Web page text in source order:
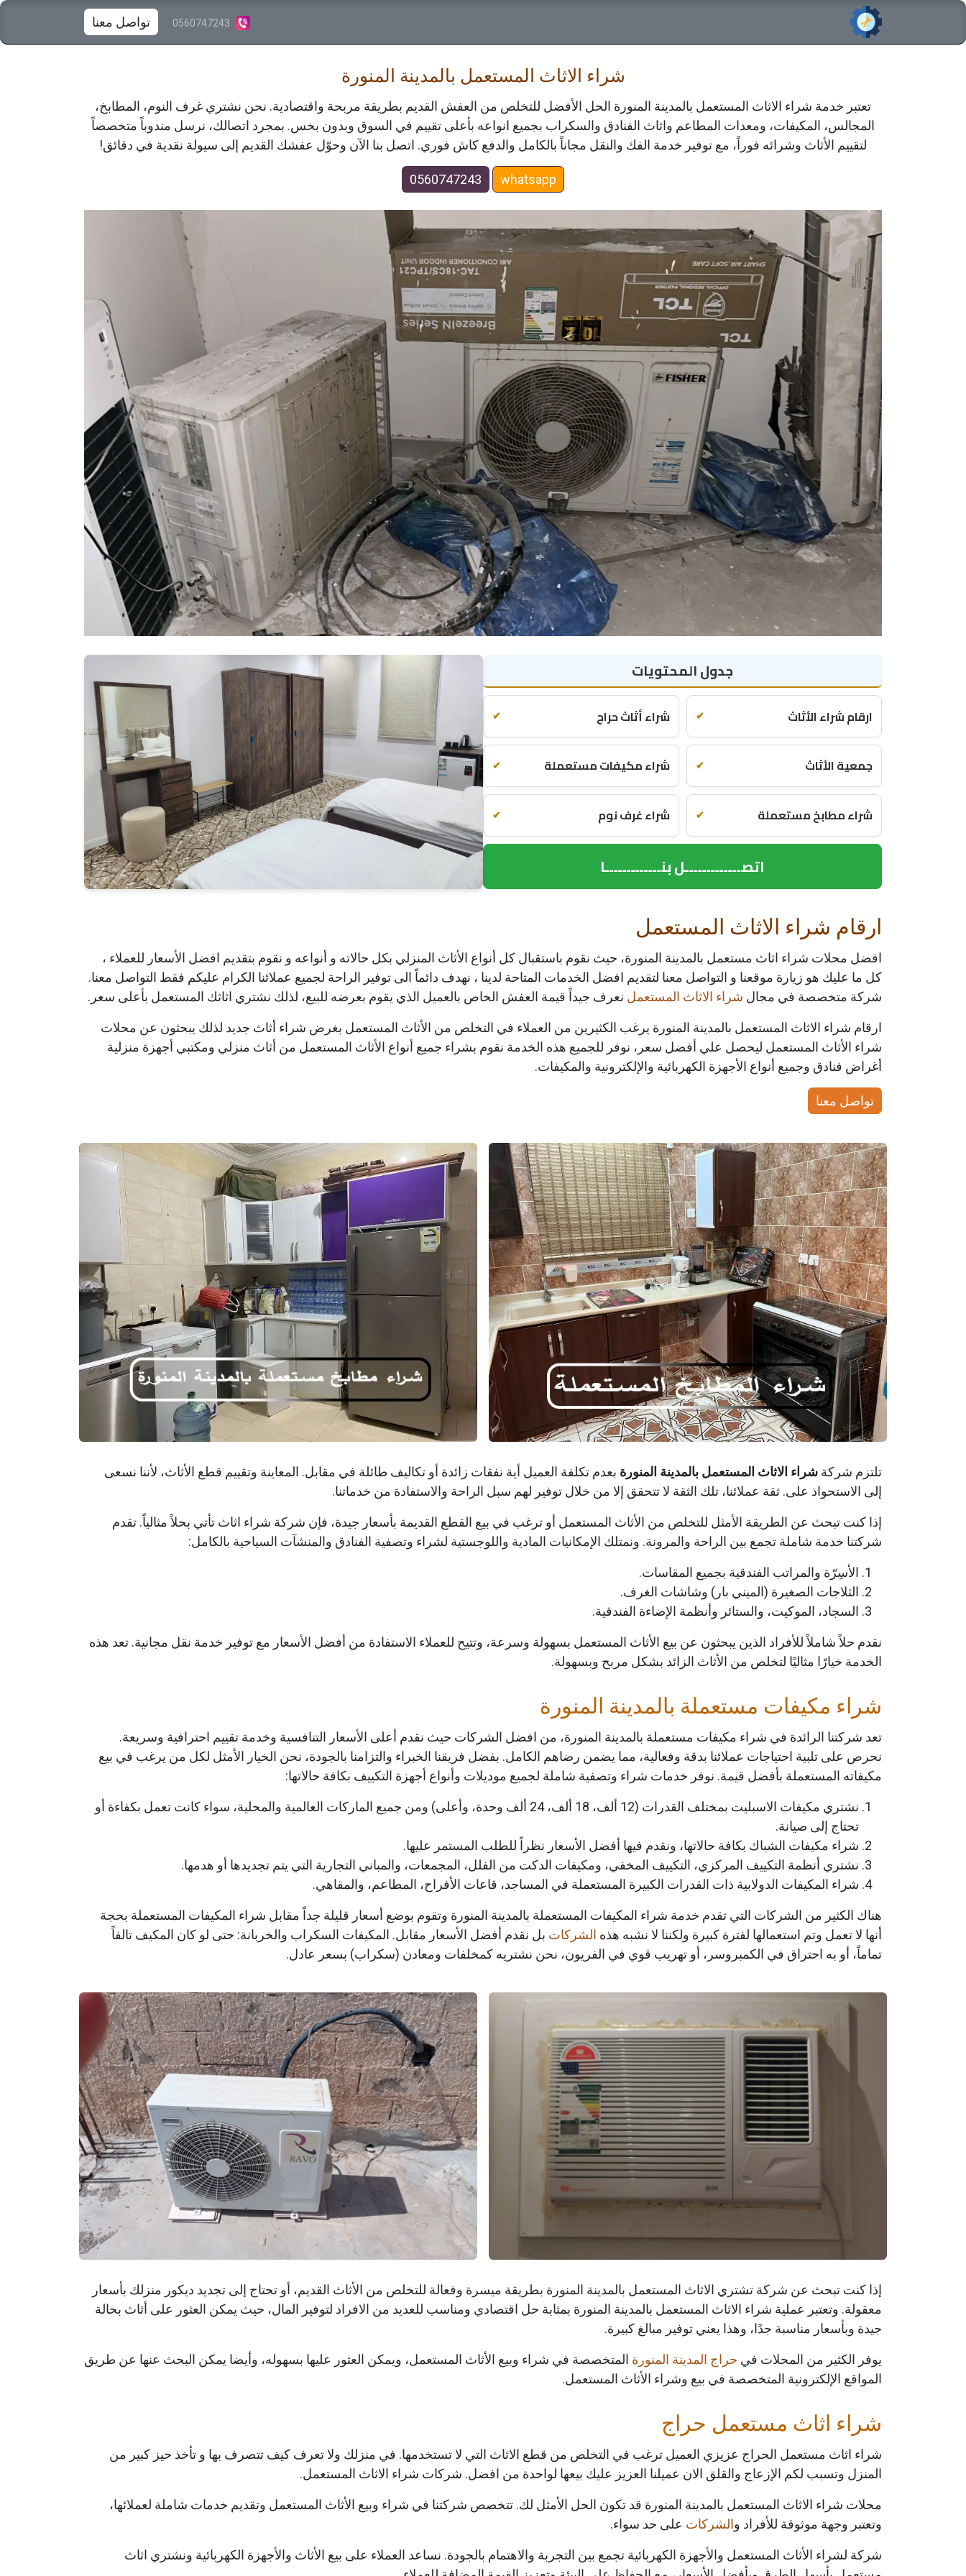
تخطي للذهاب إلى المحتوى
0560747243 تواصل معنا
شراء الاثاث المستعمل بالمدينة المنورة
تعتبر خدمة شراء الاثاث المستعمل بالمدينة المنورة الحل الأفضل للتخلص من العفش القديم بطريقة مربحة واقتصادية. نحن نشتري غرف النوم، المطابخ،
المجالس، المكيفات، ومعدات المطاعم واثاث الفنادق والسكراب بجميع انواعه بأعلى تقييم في السوق وبدون بخس. بمجرد اتصالك، نرسل مندوباً متخصصاً
لتقييم الأثاث وشرائه فوراً، مع توفير خدمة الفك والنقل مجاناً بالكامل والدفع كاش فوري. اتصل بنا الآن وحوّل عفشك القديم إلى سيولة نقدية في دقائق!
whatsapp
0560747243
جدول المحتويات
ارقام شراء الأثاث ✔ شراء أثاث حراج ✔
جمعية الأثاث ✔ شراء مكيفات مستعملة ✔
شراء مطابخ مستعملة ✔ شراء غرف نوم ✔
اتصـــــــــــــل بنـــــــــــــا
ارقام شراء الاثاث المستعمل
افضل محلات شراء اثاث مستعمل بالمدينة المنورة، حيث نقوم باستقبال كل أنواع الأثاث المنزلي بكل حالاته و أنواعه و نقوم بتقديم افضل الأسعار للعملاء ،
كل ما عليك هو زيارة موقعنا و التواصل معنا لتقديم افضل الخدمات المتاحة لدينا ، نهدف دائماً الى توفير الراحة لجميع عملائنا الكرام عليكم فقط التواصل معنا.
شركة متخصصة في مجال شراء الاثاث المستعمل نعرف جيداً قيمة العفش الخاص بالعميل الذي يقوم بعرضه للبيع، لذلك نشتري اثاثك المستعمل بأعلى سعر.
ارقام شراء الاثاث المستعمل بالمدينة المنورة يرغب الكثيرين من العملاء في التخلص من الأثاث المستعمل بغرض شراء أثاث جديد لذلك يبحثون عن محلات
شراء الأثاث المستعمل ليحصل علي أفضل سعر، نوفر للجميع هذه الخدمة نقوم بشراء جميع أنواع الأثاث المستعمل من أثاث منزلي ومكتبي أجهزة منزلية
أغراض فنادق وجميع أنواع الأجهزة الكهربائية والإلكترونية والمكيفات.
تواصل معنا
تلتزم شركة شراء الاثاث المستعمل بالمدينة المنورة بعدم تكلفة العميل أية نفقات زائدة أو تكاليف طائلة في مقابل. المعاينة وتقييم قطع الأثاث، لأننا نسعى
إلى الاستحواذ على. ثقة عملائنا، تلك الثقة لا تتحقق إلا من خلال توفير لهم سبل الراحة والاستفادة من خدماتنا.
إذا كنت تبحث عن الطريقة الأمثل للتخلص من الأثاث المستعمل أو ترغب في بيع القطع القديمة بأسعار جيدة، فإن شركة شراء اثاث تأتي بحلاً مثالياً. تقدم
شركتنا خدمة شاملة تجمع بين الراحة والمرونة. ونمتلك الإمكانيات المادية واللوجستية لشراء وتصفية الفنادق والمنشآت السياحية بالكامل:
الأسِرّة والمراتب الفندقية بجميع المقاسات.
الثلاجات الصغيرة (الميني بار) وشاشات الغرف.
السجاد، الموكيت، والستائر وأنظمة الإضاءة الفندقية.
نقدم حلاً شاملاً للأفراد الذين يبحثون عن بيع الأثاث المستعمل بسهولة وسرعة، وتتيح للعملاء الاستفادة من أفضل الأسعار مع توفير خدمة نقل مجانية. تعد هذه
الخدمة خيارًا مثاليًا لتخلص من الأثاث الزائد بشكل مربح وبسهولة.
شراء مكيفات مستعملة بالمدينة المنورة
​تعد شركتنا الرائدة في شراء مكيفات مستعملة بالمدينة المنورة، من افضل الشركات حيث نقدم أعلى الأسعار التنافسية وخدمة تقييم احترافية وسريعة.
نحرص على تلبية احتياجات عملائنا بدقة وفعالية، مما يضمن رضاهم الكامل. بفضل فريقنا الخبراء والتزامنا بالجودة، نحن الخيار الأمثل لكل من يرغب في بيع
مكيفاته المستعملة بأفضل قيمة. نوفر خدمات شراء وتصفية شاملة لجميع موديلات وأنواع أجهزة التكييف بكافة حالاتها:
نشتري مكيفات الاسبليت بمختلف القدرات (12 ألف، 18 ألف، 24 ألف وحدة، وأعلى) ومن جميع الماركات العالمية والمحلية، سواء كانت تعمل بكفاءة أو
تحتاج إلى صيانة.
شراء مكيفات الشباك بكافة حالاتها، ونقدم فيها أفضل الأسعار نظراً للطلب المستمر عليها.
نشتري أنظمة التكييف المركزي، التكييف المخفي، ومكيفات الدكت من الفلل، المجمعات، والمباني التجارية التي يتم تجديدها أو هدمها.
شراء المكيفات الدولابية ذات القدرات الكبيرة المستعملة في المساجد، قاعات الأفراح، المطاعم، والمقاهي.
هناك الكثير من الشركات التي تقدم خدمة شراء المكيفات المستعملة بالمدينة المنورة وتقوم بوضع أسعار قليلة جداً مقابل شراء المكيفات المستعملة بحجة
أنها لا تعمل وتم استعمالها لفترة كبيرة ولكننا لا نشبه هذه الشركات بل نقدم أفضل الأسعار مقابل. المكيفات السكراب والخربانة: حتى لو كان المكيف تالفاً
تماماً، أو به احتراق في الكمبروسر، أو تهريب قوي في الفريون، نحن نشتريه كمخلفات ومعادن (سكراب) بسعر عادل.
إذا كنت تبحث عن شركة تشتري الاثاث المستعمل بالمدينة المنورة بطريقة ميسرة وفعالة للتخلص من الأثاث القديم، أو تحتاج إلى تجديد ديكور منزلك بأسعار
معقولة. وتعتبر عملية شراء الاثاث المستعمل بالمدينة المنورة بمثابة حل اقتصادي ومناسب للعديد من الافراد لتوفير المال، حيث يمكن العثور على أثاث بحالة
جيدة وبأسعار مناسبة جدًا، وهذا يعني توفير مبالغ كبيرة.
يوفر الكثير من المحلات في حراج المدينة المنورة المتخصصة في شراء وبيع الأثاث المستعمل، ويمكن العثور عليها بسهوله، وأيضا يمكن البحث عنها عن طريق
المواقع الإلكترونية المتخصصة في بيع وشراء الأثاث المستعمل.
شراء اثاث مستعمل حراج
شراء اثاث مستعمل الحراج عزيزي العميل ترغب في التخلص من قطع الاثاث التي لا تستخدمها. في منزلك ولا تعرف كيف تتصرف بها و تأخذ حيز كبير من
المنزل وتسبب لكم الإزعاج والقلق الان عميلنا العزيز عليك بيعها لواحدة من افضل. شركات شراء الاثاث المستعمل.
محلات شراء الاثاث المستعمل بالمدينة المنورة قد تكون الحل الأمثل لك. تتخصص شركتنا في شراء وبيع الأثاث المستعمل وتقديم خدمات شاملة لعملائها،
وتعتبر وجهة موثوقة للأفراد والشركات على حد سواء.
شركة لشراء الأثاث المستعمل والأجهزة الكهربائية تجمع بين التجربة والاهتمام بالجودة. نساعد العملاء على بيع الأثاث والأجهزة الكهربائية ونشتري اثاث